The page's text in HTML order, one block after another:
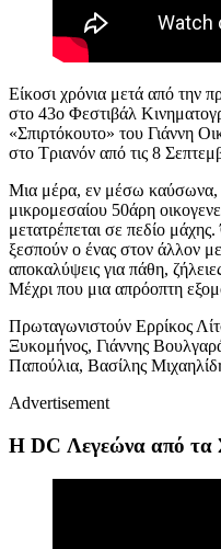
Είκοσι χρόνια μετά από την
στο 43ο Φεστιβάλ
«Σπιρτόκουτο» του Γιάννη
στο Τριανόν από τις 8
Μια μέρα, εν μέσω καύσωνα,
μικρομεσαίου 50άρη
μετατρέπεται σε πεδίο
ξεσπούν ο ένας στον άλλον με
αποκαλύψεις για πάθη,
Μέχρι που μια απρόοπτη
Πρωταγωνιστούν Ερρίκος
Ξυκομήνος, Γιάννης
Παπούλια, Βασίλης
Advertisement
Η DC Λεγεώνα από τα